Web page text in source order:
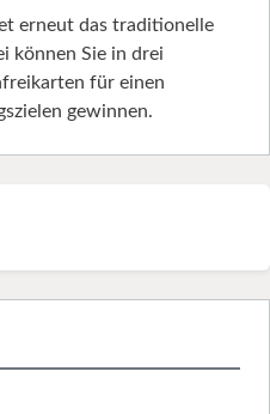
erneut das traditionelle
können Sie in drei
für einen
gewinnen.